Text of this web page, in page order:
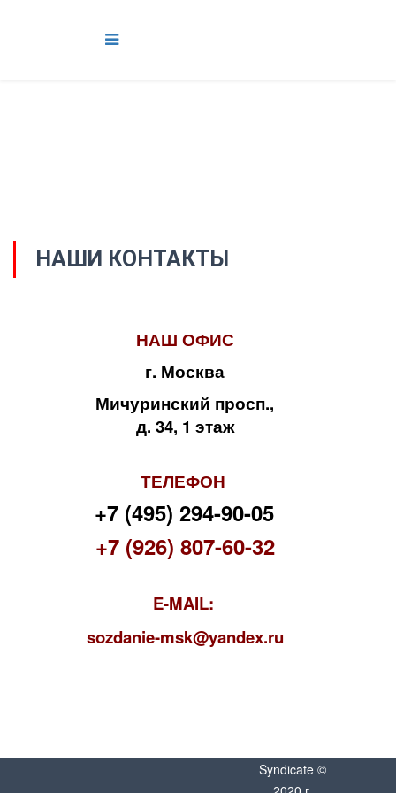
НАШИ КОНТАКТЫ
НАШ ОФИС
г. Москва
Мичуринский просп.,
д. 34, 1 этаж
ТЕЛЕФОН
+7 (495) 294-90-05
+7 (926) 807-60-32
E-MAIL:
sozdanie-msk@yandex.ru
Syndicate ©